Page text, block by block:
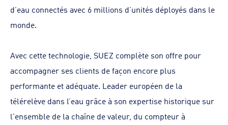
d’eau connectés avec 6 millions d’unités déployés dans le
monde.
Avec cette technologie, SUEZ complète son offre pour
accompagner ses clients de façon encore plus
performante et adéquate. Leader européen de la
télérelève dans l’eau grâce à son expertise historique sur
l'ensemble de la chaîne de valeur, du compteur à